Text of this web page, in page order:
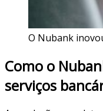
O Nubank
Como o
serviços